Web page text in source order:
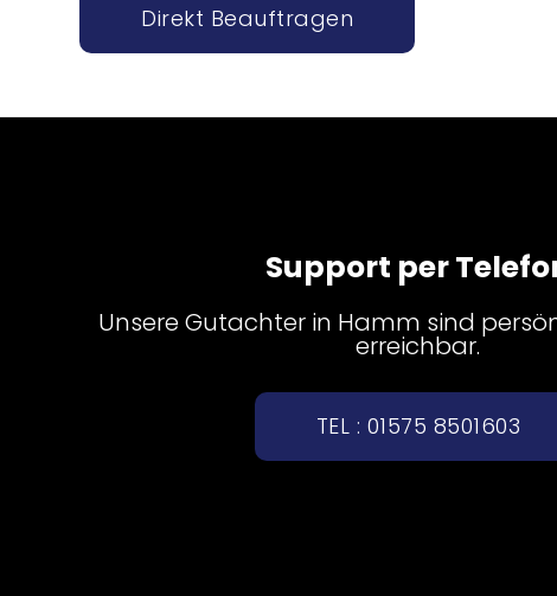
Direkt Beauftragen
Support per
Unsere Gutachter in Hamm sind
erreichbar.
TEL : 01575 8501603